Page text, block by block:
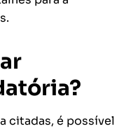
citadas, é possível